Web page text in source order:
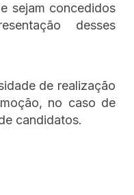
sejam concedidos
desses
de realização
no caso de
candidatos.